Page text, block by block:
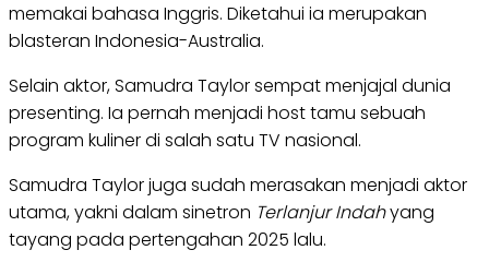
memakai bahasa Inggris. Diketahui ia merupakan
blasteran Indonesia-Australia.
Selain aktor, Samudra Taylor sempat menjajal dunia
presenting. Ia pernah menjadi host tamu sebuah
program kuliner di salah satu TV nasional.
Samudra Taylor juga sudah merasakan menjadi aktor
utama, yakni dalam sinetron Terlanjur Indahyang
tayang pada pertengahan 2025 lalu.